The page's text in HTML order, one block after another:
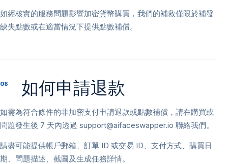
如經核實的服務問題影響加密貨幣購買，我們的補救僅限於補發
缺失點數或在適當情況下提供點數補償。
08 如何申請退款
如需為符合條件的非加密支付申請退款或點數補償，請在購買或
問題發生後 7 天內透過 support@aifaceswapper.io 聯絡我們。
請盡可能提供帳戶郵箱、訂單 ID 或交易 ID、支付方式、購買日
期、問題描述、截圖及生成任務詳情。